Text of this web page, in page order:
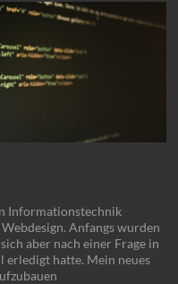
Informationstechnik
Anfangs wurden
aber nach einer Frage in
erledigt hatte. Mein neues